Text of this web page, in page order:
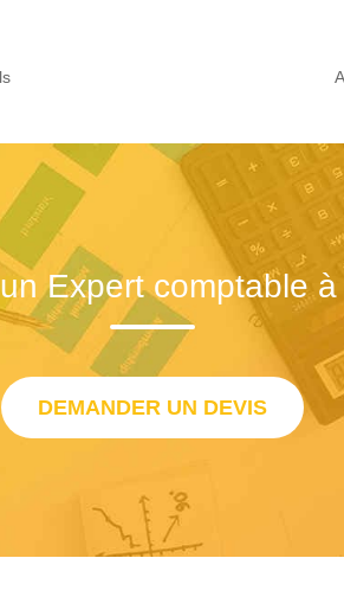
Expert comptable
DEMANDER UN DEVIS